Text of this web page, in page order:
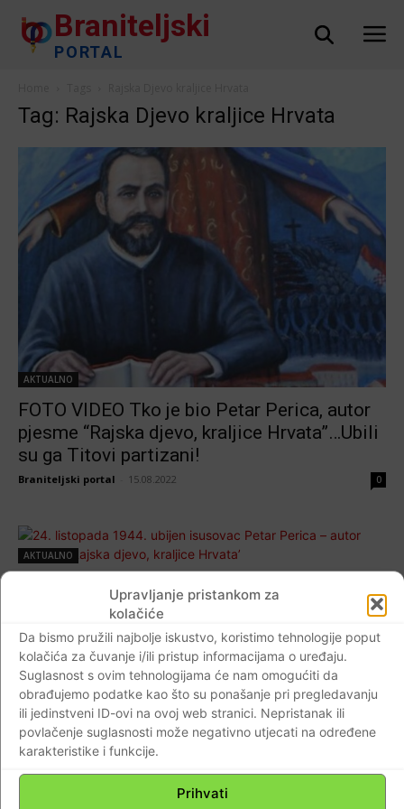
Upravljanje pristankom za
kolačiće
Da bismo pružili najbolje iskustvo, koristimo tehnologije poput
kolačića za čuvanje i/ili pristup informacijama o uređaju.
Suglasnost s ovim tehnologijama će nam omogućiti da
obrađujemo podatke kao što su ponašanje pri pregledavanju
ili jedinstveni ID-ovi na ovoj web stranici. Nepristanak ili
povlačenje suglasnosti može negativno utjecati na određene
karakteristike i funkcije.
Prihvati
Braniteljski
PORTAL
Tag: Rajska Djevo kraljice Hrvata
AKTUALNO
FOTO VIDEO Tko je bio Petar Perica, autor
pjesme “Rajska djevo, kraljice Hrvata”…Ubili
su ga Titovi partizani!
Braniteljski portal 15.08.2022 0
AKTUALNO
24. listopada 1944. ubijen isusovac Petar
Perica – autor napjeva ‘Rajska djevo, kraljice
Hrvata’
Braniteljski portal - 25.10.2020
Baština
VIDEO Tko je bio Petar Perica, autor pjesme
“Rajska djevo, kraljice Hrvata”…